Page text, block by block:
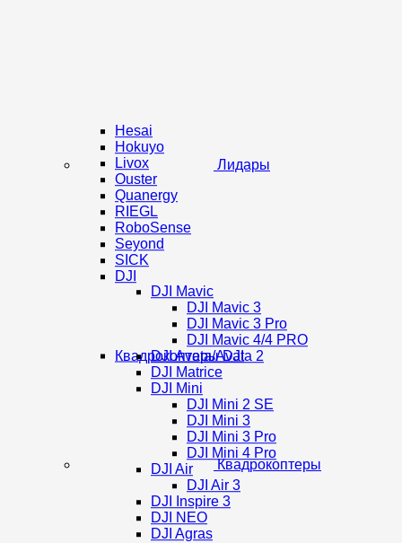
Лидары
Hesai
Hokuyo
Livox
Ouster
Quanergy
RIEGL
RoboSense
Seyond
SICK
DJI
Квадрокоптеры
Квадрокоптеры DJI
DJI Mavic
DJI Mavic 3
DJI Mavic 3 Pro
DJI Mavic 4/4 PRO
DJI Avata/Avata 2
DJI Matrice
DJI Mini
DJI Mini 2 SE
DJI Mini 3
DJI Mini 3 Pro
DJI Mini 4 Pro
DJI Air
DJI Air 3
DJI Inspire 3
DJI NEO
DJI Agras